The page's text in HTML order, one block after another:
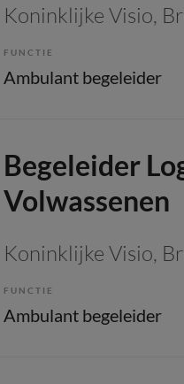
Koninklijke Visio,
FUNCTIE
Ambulant begeleider
Begeleider
Volwassenen
Koninklijke Visio,
FUNCTIE
Ambulant begeleider